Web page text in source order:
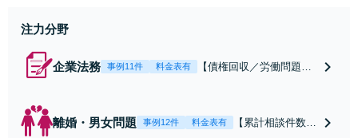
注力分野
企業法務 事例11件 料金表有
【債権回収／労働問題／
のトラブル・会社内のト
ラブルなど、事後の解決
離婚・男女問題 事例12件 料金表有
【累計相談件数20